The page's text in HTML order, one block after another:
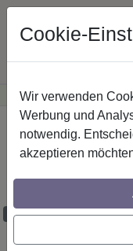
Günstige
Startseite
Stilg. 20 mm
Chrom/
Maßzuschnitt möglich
Cookie-
Wir verwenden
Werbung und
notwendig.
akzeptieren